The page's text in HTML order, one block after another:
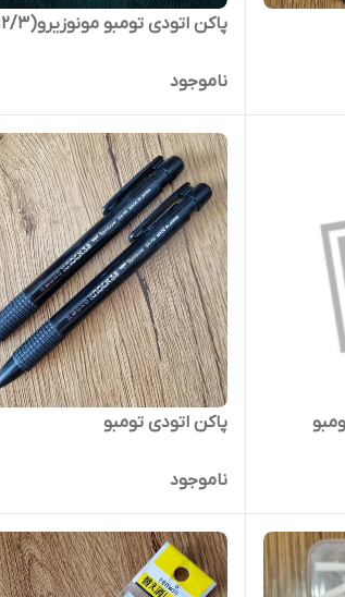
پاکن اتودی تومبو مونوزیرو(۲/۳ میل)
ناموجود
پاکن اتودی تومبو
ناموجود